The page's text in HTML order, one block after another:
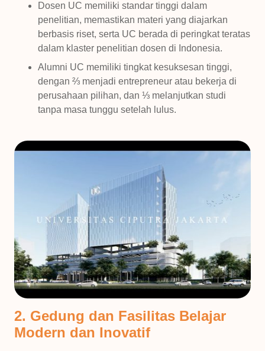
Dosen UC memiliki standar tinggi dalam
penelitian, memastikan materi yang diajarkan
berbasis riset, serta UC berada di peringkat teratas
dalam klaster penelitian dosen di Indonesia.
Alumni UC memiliki tingkat kesuksesan tinggi,
dengan ⅔ menjadi entrepreneur atau bekerja di
perusahaan pilihan, dan ⅓ melanjutkan studi
tanpa masa tunggu setelah lulus.
2. Gedung dan Fasilitas Belajar
Modern dan Inovatif